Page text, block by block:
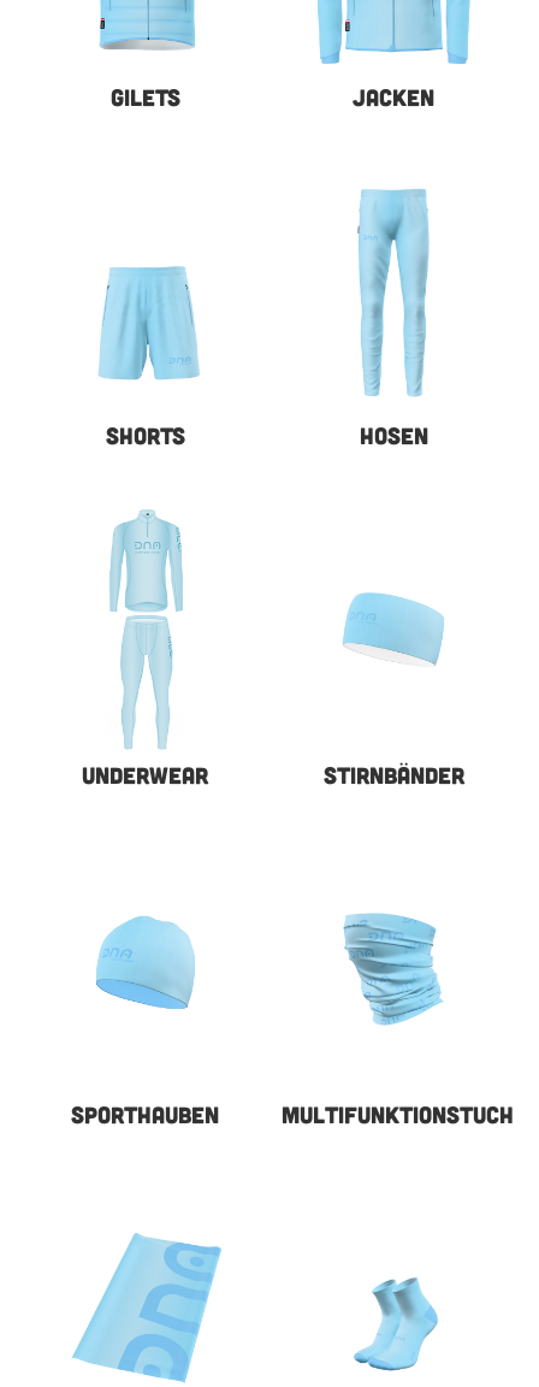
GILETS JACKEN
SHORTS HOSEN
UNDERWEAR STIRNBÄNDER
SPORTHAUBEN MULTIFUNKTIONSTUCH